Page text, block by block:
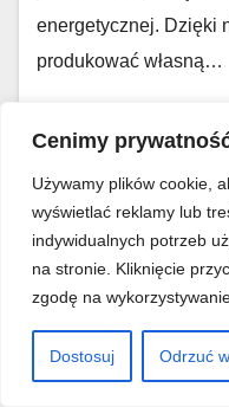
Cenimy
Używamy plików cookie,
wyświetlać reklamy lub
indywidualnych potrzeb
na stronie. Kliknięcie
zgodę na
Dostosuj Odrzuć
energetycznej. Dzięki
produkować własną…